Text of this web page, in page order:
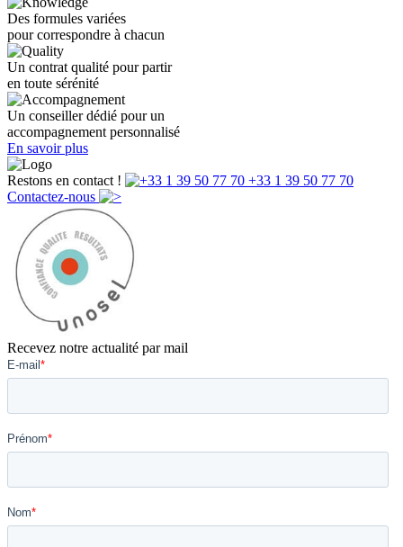
Des formules variées
pour correspondre à chacun
Un contrat qualité pour partir
en toute sérénité
Un conseiller dédié pour un
accompagnement personnalisé
En savoir plus
Restons en contact !
+33 1 39 50 77 70
Contactez-nous
Recevez notre actualité par mail